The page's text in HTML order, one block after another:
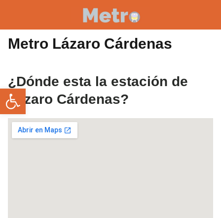
Metro Lázaro Cárdenas
¿Dónde esta la estación de
Lázaro Cárdenas?
Abrir barra de herramientas